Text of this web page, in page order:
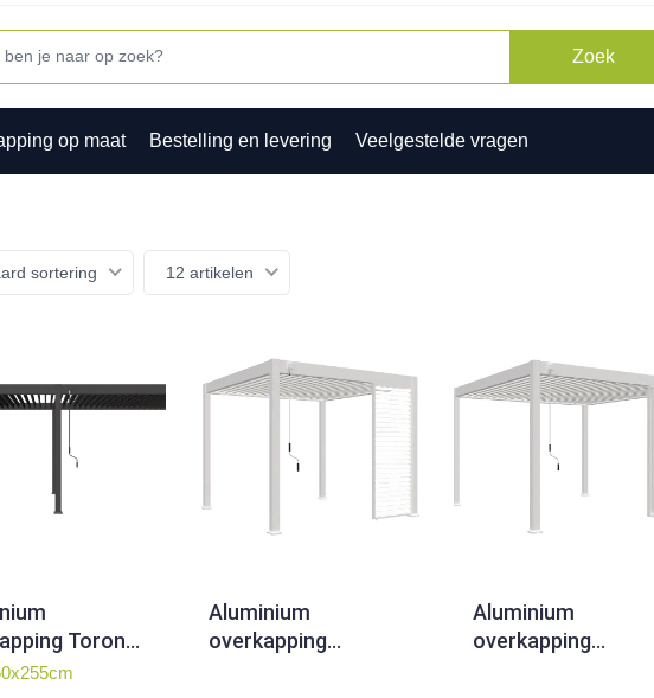
Zoek
op maat Bestelling en levering Veelgestelde vragen
sortering 12 artikelen
Toronto
360 x 720
Aluminium
overkapping
Aluminium
overkapping